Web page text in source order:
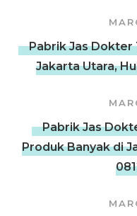
Pabrik Jas Dokter
Jakarta Utara,
Pabrik Jas
Produk Banyak di